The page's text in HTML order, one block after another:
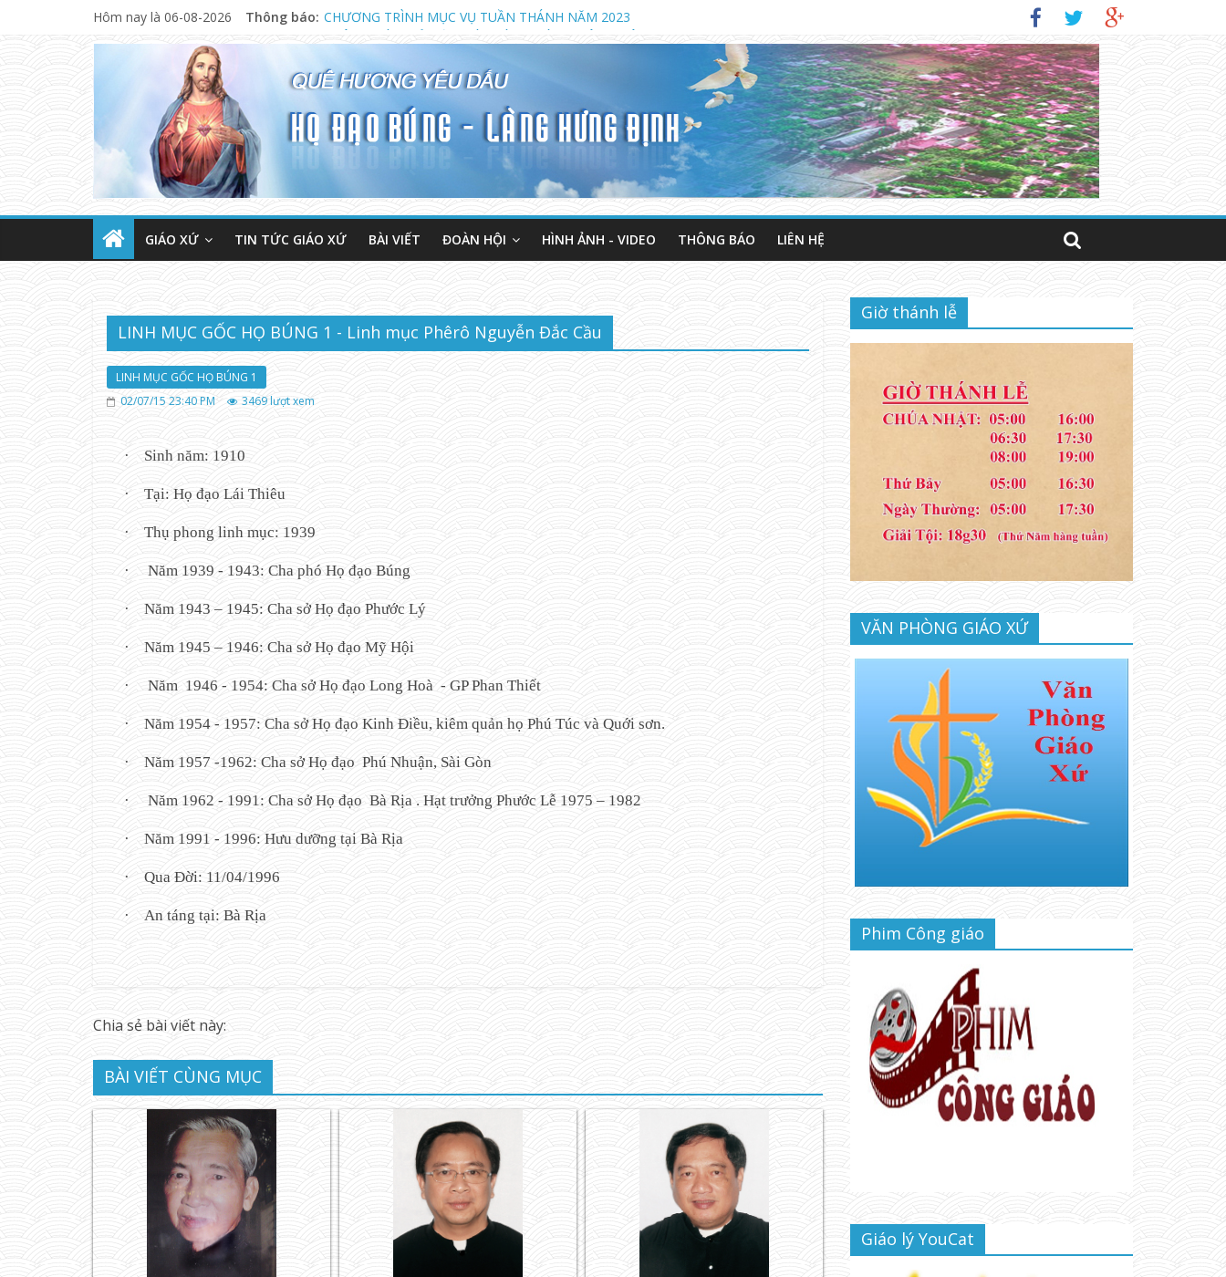
Hôm nay là 06-08-2026 Thông báo: CHƯƠNG TRÌNH MỤC VỤ TUẦN THÁNH NĂM 2023
THÔNG BÁO MỞ LỚP GIÁO LÝ DỰ TÒNG HÔN NHÂN
NGÀY 13.08.2023 KHAI GIẢNG KHÓA GIÁO LÝ DỰ TÒNG VÀ HÔN NHÂN (LÚC 18 GIỜ)
GIÁO XỨ TIN TỨC GIÁO XỨ BÀI VIẾT ĐOÀN HỘI HÌNH ẢNH - VIDEO THÔNG BÁO LIÊN HỆ
LINH MỤC GỐC HỌ BÚNG 1 - Linh mục Phêrô Nguyễn Đắc Cầu
LINH MỤC GỐC HỌ BÚNG 1
02/07/15 23:40 PM
3469lượt xem
· Sinh năm: 1910
· Tại: Họ đạo Lái Thiêu
· Thụ phong linh mục: 1939
· Năm 1939 - 1943: Cha phó Họ đạo Búng
· Năm 1943 – 1945: Cha sở Họ đạo Phước Lý
· Năm 1945 – 1946: Cha sở Họ đạo Mỹ Hội
· Năm 1946 - 1954: Cha sở Họ đạo Long Hoà - GP Phan Thiết
· Năm 1954 - 1957: Cha sở Họ đạo Kinh Điều, kiêm quản họ Phú Túc và Quới sơn.
· Năm 1957 -1962: Cha sở Họ đạo Phú Nhuận, Sài Gòn
· Năm 1962 - 1991: Cha sở Họ đạo Bà Rịa . Hạt trưởng Phước Lễ 1975 – 1982
· Năm 1991 - 1996: Hưu dưỡng tại Bà Rịa
· Qua Đời: 11/04/1996
· An táng tại: Bà Rịa
Chia sẻ bài viết này:
BÀI VIẾT CÙNG MỤC
Giờ thánh lễ
VĂN PHÒNG GIÁO XỨ
Phim Công giáo
Giáo lý YouCat